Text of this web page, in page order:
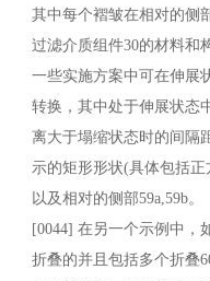
其中每个褶皱在相对的侧
过滤介质组件30的材料和
一些实施方案中可在伸展
转换，其中处于伸展状态
离大于塌缩状态时的间隔
示的矩形形状(具体包括正
以及相对的侧部59a,59b。
[0044] 在另一个示例中，
折叠的并且包括多个折叠